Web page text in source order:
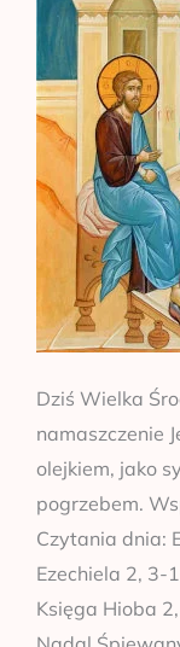
Dziś Wielka
namaszczenie
olejkiem, jako
pogrzebem.
Czytania dnia:
Ezechiela 2, 3-
Księga Hioba